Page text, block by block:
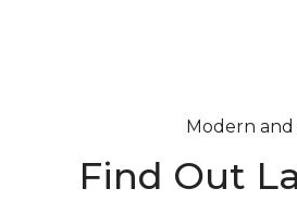
Modern
Find Out